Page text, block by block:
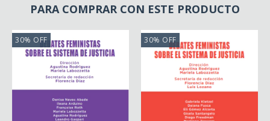
PARA COMPRAR CON ESTE PRODUCTO
30% OFF 30% OFF